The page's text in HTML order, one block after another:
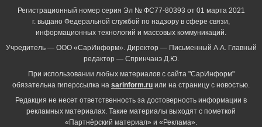
Регистрационный номер серия Эл № ФС77-80393 от 01 марта 2021
г. выдано Федеральной службой по надзору в сфере связи,
информационных технологий и массовых коммуникаций.
Учредитель — ООО «СарИнформ». Директор — Письменный А.А. Главный
редактор — Спринчанэ Д.Ю.
При использовании любых материалов с сайта "СарИнформ"
обязательна гиперссылка на sarinform.ru или на страницу с новостью.
Редакция не несет ответственность за достоверность информации в
рекламных материалах. Такие материалы выходят с пометкой
«Партнёрский материал» и «Реклама».